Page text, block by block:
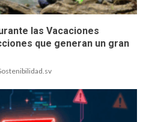
las Vacaciones
que generan un gran